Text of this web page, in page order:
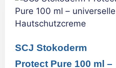
SCJ Stokoderm
Protect Pure 100 ml –